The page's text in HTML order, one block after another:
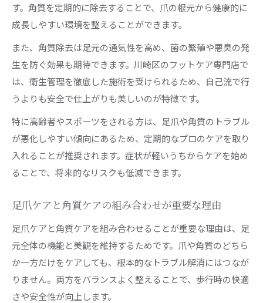
す。角質を定期的に除去することで、爪の根元から健康的に
成長しやすい環境を整えることができます。
また、角質除去は足元の通気性を高め、菌の繁殖や悪臭の発
生を防ぐ効果も期待できます。川崎区のフットケア専門店で
は、衛生管理を徹底した施術を受けられるため、自己流で行
うよりも安全で仕上がりも美しいのが特徴です。
特に高齢者やスポーツをされる方は、足爪や角質のトラブル
が悪化しやすい傾向にあるため、定期的なプロのケアを取り
入れることが推奨されます。症状が軽いうちからケアを始め
ることで、将来的なリスクも低減できます。
足爪ケアと角質ケアの組み合わせが重要な理由
足爪ケアと角質ケアを組み合わせることが重要な理由は、足
元全体の機能と美観を維持するためです。爪や角質のどちら
か一方だけをケアしても、根本的なトラブル解消にはつなが
りません。両方をバランスよく整えることで、歩行時の快適
さや安全性が向上します。